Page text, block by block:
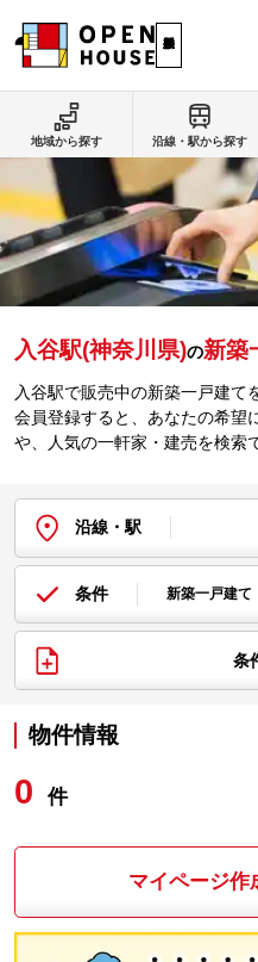
入谷駅(神奈川県)の新築
入谷駅で販売中の新築一戸建て
会員登録すると、あなたの希望
や、人気の一軒家・建売を検索
沿線・駅
条件 新築一戸建て
条
物件情報
0 件
マイページ作
地域から探す 沿線・駅から探す